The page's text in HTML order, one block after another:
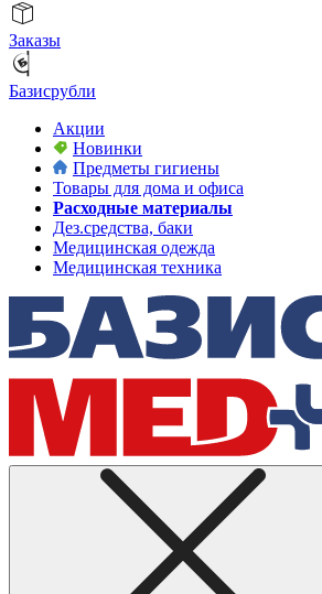
Заказы
Базисрубли
Акции
Новинки
Предметы гигиены
Товары для дома и офиса
Расходные материалы
Дез.средства, баки
Медицинская одежда
Медицинская техника